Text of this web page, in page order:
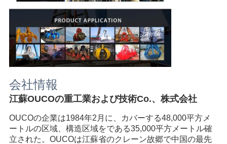
会社情報
江蘇OUCOの重工業および技術Co.、株式会社
OUCOの企業は1984年2月に、カバーする48,000平方メ
ートルの区域、構造区域をである35,000平方メートル確
立された。OUCOは江蘇省のクレーン故郷で中国の最先